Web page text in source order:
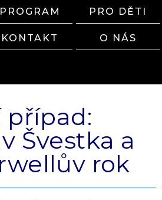
PROGRAM PRO DĚTI
KONTAKT O NÁS
případ:
Švestka a
rok